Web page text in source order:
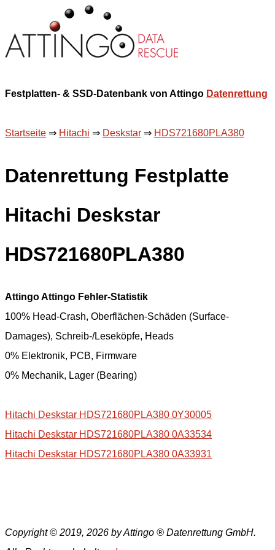
Festplatten- & SSD-Datenbank von Attingo Datenrettung
Startseite ⇒ Hitachi ⇒ Deskstar ⇒ HDS721680PLA380
Datenrettung Festplatte
Hitachi Deskstar
HDS721680PLA380
Attingo Attingo Fehler-Statistik
100% Head-Crash, Oberflächen-Schäden (Surface-
Damages), Schreib-/Leseköpfe, Heads
0% Elektronik, PCB, Firmware
0% Mechanik, Lager (Bearing)
Hitachi Deskstar HDS721680PLA380 0Y30005
Hitachi Deskstar HDS721680PLA380 0A33534
Hitachi Deskstar HDS721680PLA380 0A33931
Copyright © 2019, 2026 by Attingo ® Datenrettung GmbH.